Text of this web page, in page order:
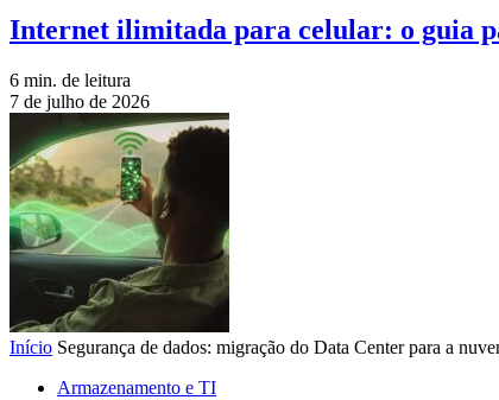
Internet ilimitada para celular: o guia
6 min. de leitura
7 de julho de 2026
Início Segurança de dados: migração do Data Center para a
Armazenamento e TI